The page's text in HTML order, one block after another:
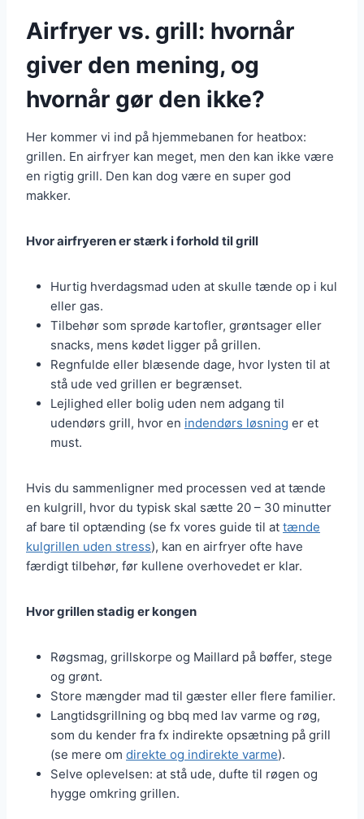
Airfryer vs. grill: hvornår
giver den mening, og
hvornår gør den ikke?
Her kommer vi ind på hjemmebanen for heatbox:
grillen. En airfryer kan meget, men den kan ikke være
en rigtig grill. Den kan dog være en super god
makker.
Hvor airfryeren er stærk i forhold til grill
Hurtig hverdagsmad uden at skulle tænde op i kul
eller gas.
Tilbehør som sprøde kartofler, grøntsager eller
snacks, mens kødet ligger på grillen.
Regnfulde eller blæsende dage, hvor lysten til at
stå ude ved grillen er begrænset.
Lejlighed eller bolig uden nem adgang til
udendørs grill, hvor en indendørs løsning er et
must.
Hvis du sammenligner med processen ved at tænde
en kulgrill, hvor du typisk skal sætte 20 – 30 minutter
af bare til optænding (se fx vores guide til at tænde
kulgrillen uden stress), kan en airfryer ofte have
færdigt tilbehør, før kullene overhovedet er klar.
Hvor grillen stadig er kongen
Røgsmag, grillskorpe og Maillard på bøffer, stege
og grønt.
Store mængder mad til gæster eller flere familier.
Langtidsgrillning og bbq med lav varme og røg,
som du kender fra fx indirekte opsætning på grill
(se mere om direkte og indirekte varme).
Selve oplevelsen: at stå ude, dufte til røgen og
hygge omkring grillen.